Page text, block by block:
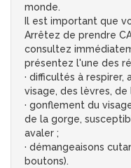
monde.
Il est important que
Arrêtez de prendre
consultez
présentez l'une des
· difficultés à respirer,
visage, des lèvres,
· gonflement du
de la gorge,
avaler ;
· démangeaisons
boutons).